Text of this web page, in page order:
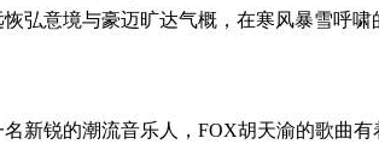
恢弘意境与豪迈旷达气概，在寒风暴雪呼
锐的潮流音乐人，FOX胡天渝的歌曲有